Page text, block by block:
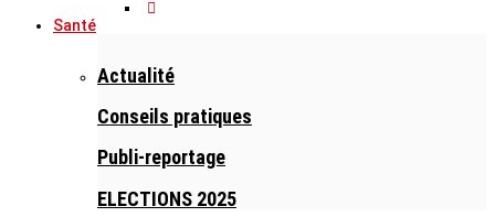
Santé
Actualité
Conseils pratiques
Publi-reportage
ELECTIONS 2025